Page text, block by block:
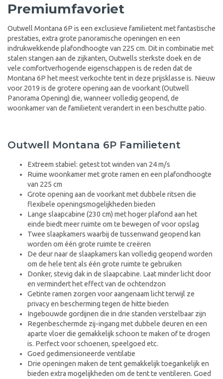
Premiumfavoriet
Outwell Montana 6P is een exclusieve familietent met fantastische
prestaties, extra grote panoramische openingen en een
indrukwekkende plafondhoogte van 225 cm. Dit in combinatie met
stalen stangen aan de zijkanten, Outwells sterkste doek en de
vele comfortverhogende eigenschappen is de reden dat de
Montana 6P het meest verkochte tent in deze prijsklasse is. Nieuw
voor 2019 is de grotere opening aan de voorkant (Outwell
Panorama Opening) die, wanneer volledig geopend, de
woonkamer van de familietent verandert in een beschutte patio.
Outwell Montana 6P Familietent
Extreem stabiel: getest tot winden van 24 m/s
Ruime woonkamer met grote ramen en een plafondhoogte
van 225 cm
Grote opening aan de voorkant met dubbele ritsen die
flexibele openingsmogelijkheden bieden
Lange slaapcabine (230 cm) met hoger plafond aan het
einde biedt meer ruimte om te bewegen of voor opslag
Twee slaapkamers waarbij de tussenwand geopend kan
worden om één grote ruimte te creëren
De deur naar de slaapkamers kan volledig geopend worden
om de hele tent als één grote ruimte te gebruiken
Donker, stevig dak in de slaapcabine. Laat minder licht door
en vermindert het effect van de ochtendzon
Getinte ramen zorgen voor aangenaam licht terwijl ze
privacy en bescherming tegen de hitte bieden
Ingebouwde gordijnen die in drie standen verstelbaar zijn
Regenbeschermde zij-ingang met dubbele deuren en een
aparte vloer die gemakkelijk schoon te maken of te drogen
is. Perfect voor schoenen, speelgoed etc.
Goed gedimensioneerde ventilatie
Drie openingen maken de tent gemakkelijk toegankelijk en
bieden extra mogelijkheden om de tent te ventileren. Goed